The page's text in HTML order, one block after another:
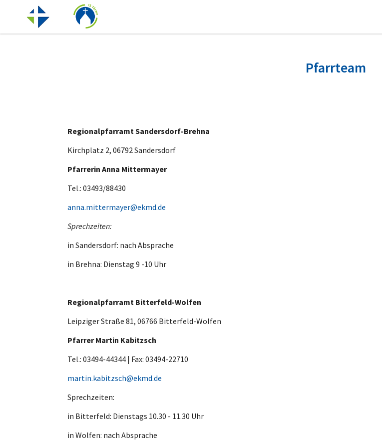
Pfarrteam
Regionalpfarramt Sandersdorf-Brehna
Kirchplatz 2, 06792 Sandersdorf
Pfarrerin Anna Mittermayer
Tel.: 03493/88430
anna.mittermayer@ekmd.de
Sprechzeiten:
in Sandersdorf: nach Absprache
in Brehna: Dienstag 9 -10 Uhr
Regionalpfarramt Bitterfeld-Wolfen
Leipziger Straße 81, 06766 Bitterfeld-Wolfen
Pfarrer Martin Kabitzsch
Tel.: 03494-44344 | Fax: 03494-22710
martin.kabitzsch@ekmd.de
Sprechzeiten:
in Bitterfeld: Dienstags 10.30 - 11.30 Uhr
in Wolfen: nach Absprache